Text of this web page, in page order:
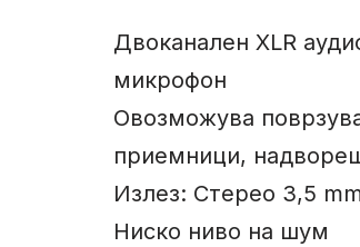
Двоканален XLR
микрофон
Овозможува
приемници,
Излез: Стерео 3,5
Ниско ниво на шум